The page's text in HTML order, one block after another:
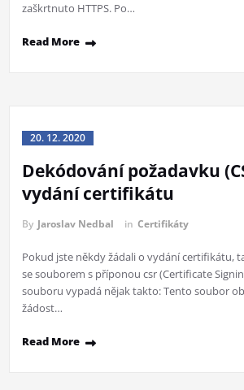
zaškrtnuto HTTPS. Po…
Read More
20. 12. 2020
Dekódování požadavku
vydání certifikátu
By Jaroslav Nedbal in Certifikáty
Pokud jste někdy žádali o vydání certifikátu,
se souborem s příponou csr (Certificate
souboru vypadá nějak takto: Tento soubor
žádost…
Read More